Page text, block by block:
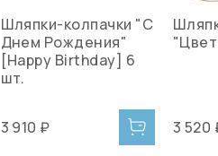
Шляпки-колпачки "С
Днем Рождения"
[Happy Birthday] 6
шт.
3 910 ₽ 3 520